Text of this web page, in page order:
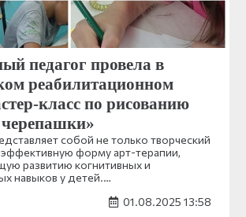
педагог провела в
реабилитационном
класс по рисованию
собой не только творческий
форму арт-терапии,
развитию когнитивных и
навыков у детей.…
01.08.2025 13:58